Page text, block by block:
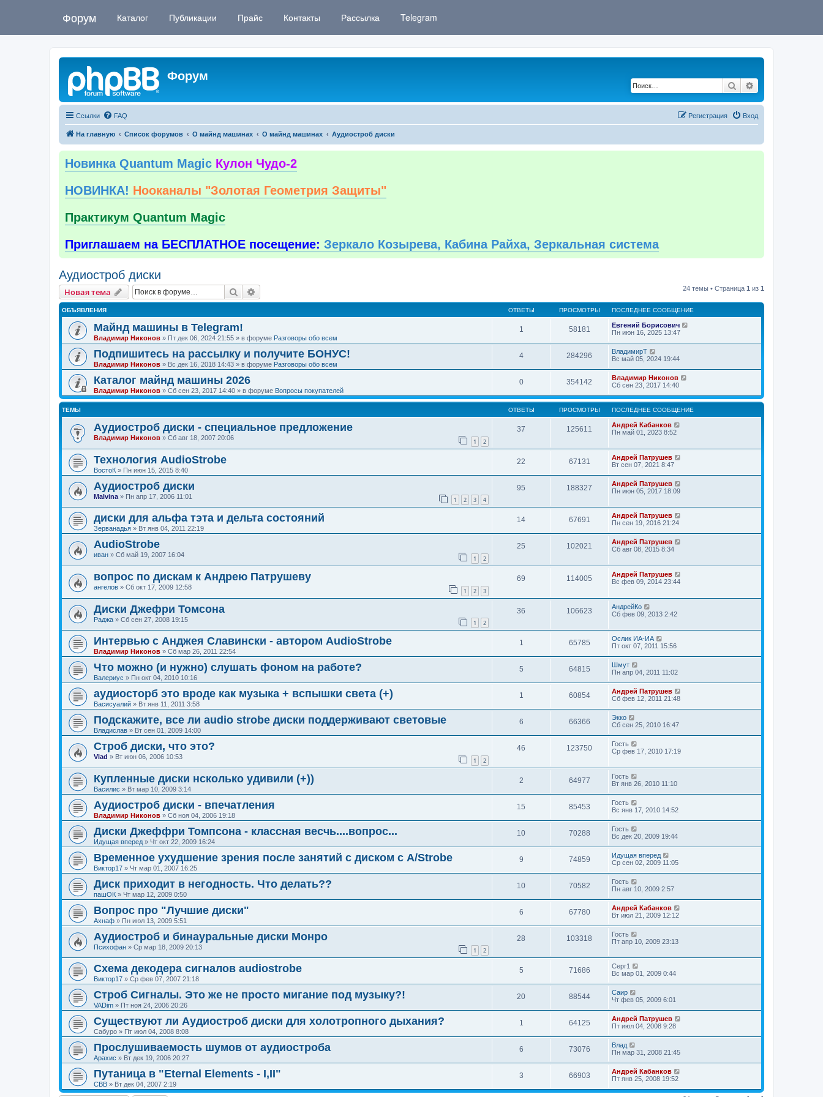
Форум Каталог Публикации Прайс Контакты Рассылка Telegram
Форум
Поиск
Ссылки FAQ Вход
Регистрация
На главную Список форумов О майнд машинах О майнд машинах Аудиостроб диски
Новинка Quantum Magic Кулон Чудо-2
НОВИНКА! Нооканалы "Золотая Геометрия Защиты"
Практикум Quantum Magic
Приглашаем на БЕСПЛАТНОЕ посещение: Зеркало Козырева, Кабина Райха, Зеркальная система
Аудиостроб диски
Новая тема Поиск 24 темы • Страница 1 из 1
ОБЪЯВЛЕНИЯ ОТВЕТЫ ПРОСМОТРЫ ПОСЛЕДНЕЕ СООБЩЕНИЕ
Майнд машины в Telegram!
Владимир Никонов » Пт дек 06, 2024 21:55 » в форуме Разговоры обо всем
1 58181
Евгений Борисович
Пн июн 16, 2025 13:47
Подпишитесь на рассылку и получите БОНУС!
Владимир Никонов » Вс дек 16, 2018 14:43 » в форуме Разговоры обо всем
4 284296
ВладимирТ
Вс май 05, 2024 19:44
Каталог майнд машины 2026
Владимир Никонов » Сб сен 23, 2017 14:40 » в форуме Вопросы покупателей
0 354142
Владимир Никонов
Сб сен 23, 2017 14:40
ТЕМЫ ОТВЕТЫ ПРОСМОТРЫ ПОСЛЕДНЕЕ СООБЩЕНИЕ
Аудиостроб диски - специальное предложение
Владимир Никонов » Сб авг 18, 2007 20:06 1 2
37 125611
Андрей Кабанков
Пн май 01, 2023 8:52
Технология AudioStrobe
ВостоК » Пн июн 15, 2015 8:40
22 67131
Андрей Патрушев
Вт сен 07, 2021 8:47
Аудиостроб диски
Malvina » Пн апр 17, 2006 11:01 1 2 3 4
95 188327
Андрей Патрушев
Пн июн 05, 2017 18:09
диски для альфа тэта и дельта состояний
Зерванадья » Вт янв 04, 2011 22:19
14 67691
Андрей Патрушев
Пн сен 19, 2016 21:24
AudioStrobe
иван » Сб май 19, 2007 16:04 1 2
25 102021
Андрей Патрушев
Сб авг 08, 2015 8:34
вопрос по дискам к Андрею Патрушеву
ангелов » Сб окт 17, 2009 12:58 1 2 3
69 114005
Андрей Патрушев
Вс фев 09, 2014 23:44
Диски Джефри Томсона
Раджа » Сб сен 27, 2008 19:15 1 2
36 106623
АндрейКо
Сб фев 09, 2013 2:42
Интервью с Анджея Славински - автором AudioStrobe
Владимир Никонов » Сб мар 26, 2011 22:54
1 65785
Ослик ИА-ИА
Пт окт 07, 2011 15:56
Что можно (и нужно) слушать фоном на работе?
Валериус » Пн окт 04, 2010 10:16
5 64815
Шмут
Пн апр 04, 2011 11:02
аудиосторб это вроде как музыка + вспышки света (+)
Васисуалий » Вт янв 11, 2011 3:58
1 60854
Андрей Патрушев
Сб фев 12, 2011 21:48
Подскажите, все ли audio strobe диски поддерживают световые
Владислав » Вт сен 01, 2009 14:00
6 66366
Экко
Сб сен 25, 2010 16:47
Строб диски, что это?
Vlad » Вт июн 06, 2006 10:53 1 2
46 123750
Гость
Ср фев 17, 2010 17:19
Купленные диски нсколько удивили (+))
Василис » Вт мар 10, 2009 3:14
2 64977
Гость
Вт янв 26, 2010 11:10
Аудиостроб диски - впечатления
Владимир Никонов » Сб ноя 04, 2006 19:18
15 85453
Гость
Вс янв 17, 2010 14:52
Диски Джеффри Томпсона - классная весчь....вопрос...
Идущая вперед » Чт окт 22, 2009 16:24
10 70288
Гость
Вс дек 20, 2009 19:44
Временное ухудшение зрения после занятий с диском с A/Strobe
Виктор17 » Чт мар 01, 2007 16:25
9 74859
Идущая вперед
Ср сен 02, 2009 11:05
Диск приходит в негодность. Что делать??
пашОК » Чт мар 12, 2009 0:50
10 70582
Гость
Пн авг 10, 2009 2:57
Вопрос про "Лучшие диски"
Ахнаф » Пн июл 13, 2009 5:51
6 67780
Андрей Кабанков
Вт июл 21, 2009 12:12
Аудиостроб и бинауральные диски Монро
Психофан » Ср мар 18, 2009 20:13 1 2
28 103318
Гость
Пт апр 10, 2009 23:13
Схема декодера сигналов audiostrobe
Виктор17 » Ср фев 07, 2007 21:18
5 71686
Серг1
Вс мар 01, 2009 0:44
Строб Сигналы. Это же не просто мигание под музыку?!
VADim » Пт ноя 24, 2006 20:26
20 88544
Саир
Чт фев 05, 2009 6:01
Существуют ли Аудиостроб диски для холотропного дыхания?
Сабуро » Пт июл 04, 2008 8:08
1 64125
Андрей Патрушев
Пт июл 04, 2008 9:28
Прослушиваемость шумов от аудиостроба
Арахис » Вт дек 19, 2006 20:27
6 73076
Влад
Пн мар 31, 2008 21:45
Путаница в "Eternal Elements - I,II"
CBB » Вт дек 04, 2007 2:19
3 66903
Андрей Кабанков
Пт янв 25, 2008 19:52